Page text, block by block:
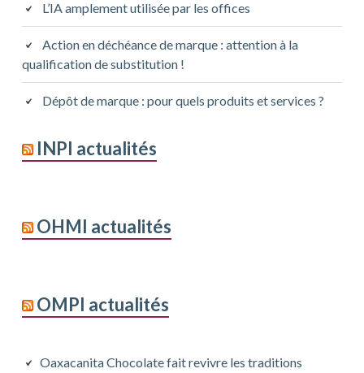
L’IA amplement utilisée par les offices
Action en déchéance de marque : attention à la
qualification de substitution !
Dépôt de marque : pour quels produits et services ?
INPI actualités
OHMI actualités
OMPI actualités
Oaxacanita Chocolate fait revivre les traditions